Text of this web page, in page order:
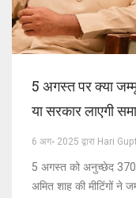
5 अगस्त पर क्या
या सरकार लाएगी
6 अग॰ 2025 द्वारा Hari
5 अगस्त को अनुच्छेद 370
अमित शाह की मीटिंगों ने